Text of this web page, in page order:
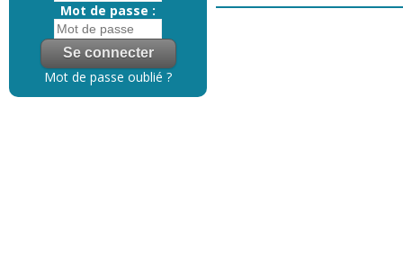
Mot de passe :
Mot de passe oublié ?